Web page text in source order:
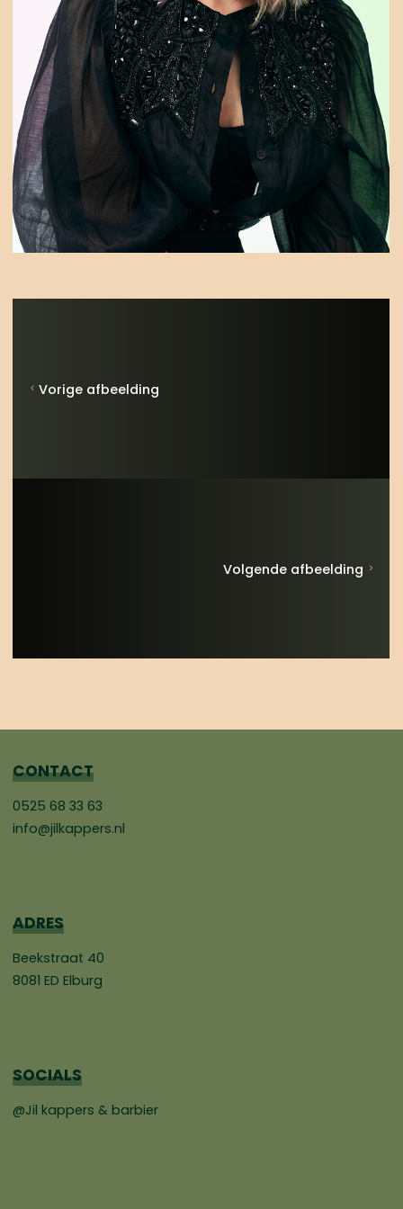
Vorige afbeelding
Volgende afbeelding
CONTACT
0525 68 33 63
info@jilkappers.nl
ADRES
Beekstraat 40
8081 ED Elburg
SOCIALS
@Jil kappers & barbier